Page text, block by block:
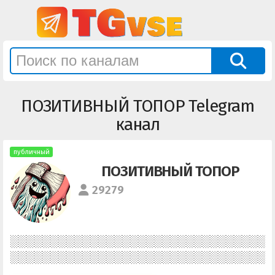
ПОЗИТИВНЫЙ ТОПОР Telegram
канал
публичный
ПОЗИТИВНЫЙ ТОПОР
29279